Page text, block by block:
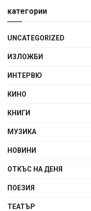
категории
UNCATEGORIZED
ИЗЛОЖБИ
ИНТЕРВЮ
КИНО
КНИГИ
МУЗИКА
НОВИНИ
ОТКЪС НА ДЕНЯ
ПОЕЗИЯ
ТЕАТЪР